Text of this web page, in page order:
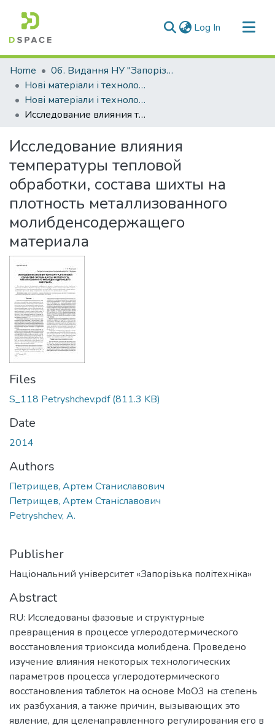
Log In (current)
Communities & Collections
All of DSpace
Statistics
Home
06. Видання НУ "Запорізька політехніка"
Нові матеріали і технологіі в металургії та машинобудуванні (НМТ)
Нові матеріали і технології в металургії та машинобудуванні - 2014, №1
Исследование влияния температуры тепловой обработки, состава шихты на плотность металлизованного молибденсодержащего материала
Исследование влияния
температуры тепловой
обработки, состава шихты на
плотность металлизованного
молибденсодержащего
материала
Files
S_118 Petryshchev.pdf(811.3 KB)
Date
2014
Authors
Петрищев, Артем Станиславович
Петрищев, Артем Станіславович
Petryshchev, A.
Publisher
Національний університет «Запорізька політехніка»
Abstract
RU: Исследованы фазовые и структурные
превращения в процессе углеродотермического
восстановления триоксида молибдена. Проведено
изучение влияния некоторых технологических
параметров процесса углеродотермического
восстановления таблеток на основе MoO3 на степень
их разбухания, а также причин, вызывающих это
явление, для целенаправленного регулирования его в